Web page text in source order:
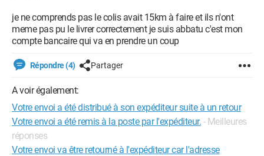
je ne comprends pas le colis avait 15km à faire et ils n'ont
meme pas pu le livrer correctement je suis abbatu c'est mon
compte bancaire qui va en prendre un coup
Répondre (4) Partager
A voir également:
Votre envoi a été distribué à son expéditeur suite à un retour
Votre envoi a été remis à la poste par l'expéditeur. - Meilleures
réponses
Votre envoi va être retourné à l'expéditeur car l'adresse